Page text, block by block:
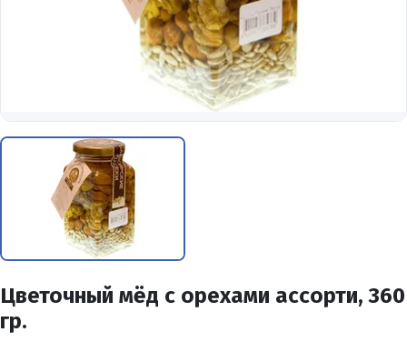
Цветочный мёд с орехами ассорти, 360
гр.